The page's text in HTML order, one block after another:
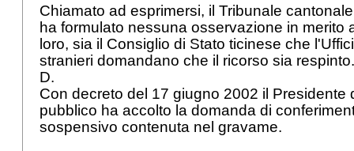
Chiamato ad esprimersi, il Tribunale
ha formulato nessuna osservazione in merito
loro, sia il Consiglio di Stato ticinese che
stranieri domandano che il ricorso sia
D.
Con decreto del 17 giugno 2002 il Presidente
pubblico ha accolto la domanda di
sospensivo contenuta nel gravame.